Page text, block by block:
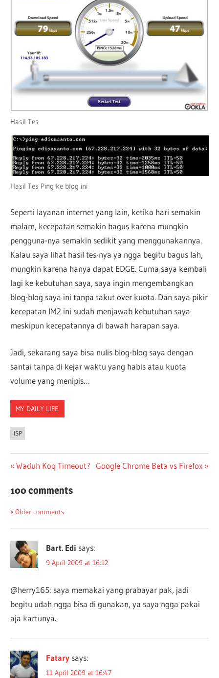
Hasil Tes
Hasil Tes Ping ke blog ini
Seperti layanan internet yang lain, ketika hari semakin
malam, kecepatan semakin bagus karena mungkin
pengguna-nya semakin sedikit yang menggunakannya.
Kalau saya lihat hasil tes-nya ya ngga begitu bagus lah,
mungkin karena hanya dapat EDGE. Cuma saya kembali
lagi ke kebutuhan saya, saya ingin mengembangkan
blog-blog saya ini tanpa takut over kuota. Dan saya pikir
kecepatan IM2 ini sudah menjawab kebutuhan saya
meskipun kecepatannya di bawah harapan saya.
Jadi, sekarang saya bisa nulis blog-blog saya dengan
santai tanpa di kejar waktu yang habis atau kuota
volume yang menipis…
MY DAILY LIFE
ISP
Post
navigation
Previous
Waduh Koq Timeout? Next
Google Chrome Beta vs Firefox
100 comments
Comments
navigation
Older comments
Bart. Edi says:
9 April 2009 at 16:12
@herry165: saya memakai yang prabayar pak, jadi
begitu udah ngga bisa di gunakan, ya saya ngga pakai
aja kartunya.
Fatary says:
11 April 2009 at 16:47